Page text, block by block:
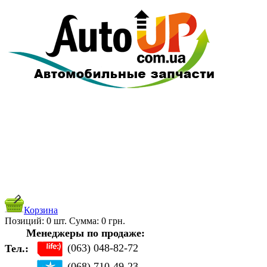
Корзина
Позиций: 0 шт. Cуммa: 0 грн.
Менеджеры по продаже:
Тел.:
(063) 048-82-72